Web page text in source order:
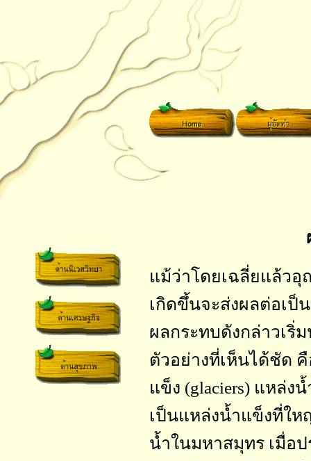
แม้ว่าโดยเฉลี่ยแล้ว
เกิดขึ้นจะส่งผลต่อเ
ผลกระทบดังกล่าวเริ่
ตัวอย่างที่เห็นได้ชัด
แข็ง (glaciers) แหล่
เป็นแหล่งน้ำแข็งที่ใ
น้ำในมหาสมุทร เมื่อ